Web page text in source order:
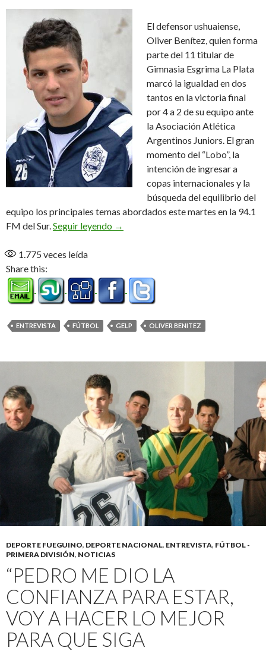
El defensor ushuaiense,
Oliver Benítez, quien forma
parte del 11 titular de
Gimnasia Esgrima La Plata
marcó la igualdad en dos
tantos en la victoria final
por 4 a 2 de su equipo ante
la Asociación Atlética
Argentinos Juniors. El gran
momento del “Lobo”, la
intención de ingresar a
copas internacionales y la
búsqueda del equilibrio del
equipo los principales temas abordados este martes en la 94.1
FM del Sur.Seguir leyendo Oliver, el de los goles importantes
→
1.775 veces leída
Share this:
ENTREVISTA FÚTBOL GELP OLIVER BENITEZ
DEPORTE FUEGUINO, DEPORTE NACIONAL, ENTREVISTA, FÚTBOL -
PRIMERA DIVISIÓN, NOTICIAS
“PEDRO ME DIO LA
CONFIANZA PARA ESTAR,
VOY A HACER LO MEJOR
PARA QUE SIGA